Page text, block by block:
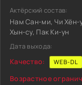
Актёрский состав:
Нам Сан-ми, Чи Хён-
Хын-су, Пак Ки-ун
Дата выхода:
Качество: WEB-DL
Возрастное